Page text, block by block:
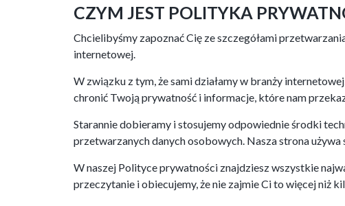
CZYM JEST POLITYKA
Chcielibyśmy zapoznać Cię ze szczegółami
internetowej.
W związku z tym, że sami działamy w branży
chronić Twoją prywatność i informacje, które nam
Starannie dobieramy i stosujemy odpowiednie środki
przetwarzanych danych osobowych. Nasza strona
W naszej Polityce prywatności znajdziesz wszystkie
przeczytanie i obiecujemy, że nie zajmie Ci to więcej niż